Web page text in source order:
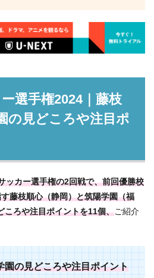
選手権2024｜藤枝
の見どころや注目ポ
ッカー選手権の2回戦で、前回優勝校
藤枝順心（静岡）と筑陽学園（福
ころや注目ポイントを11個、ご紹介
園の見どころや注目ポイント